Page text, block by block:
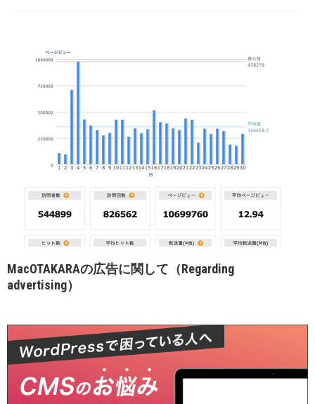
MacOTAKARAの広告に関して（Regarding
advertising）